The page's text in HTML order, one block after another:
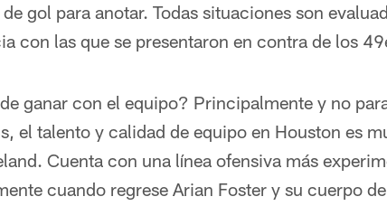
gol para anotar. Todas situaciones son
con las que se presentaron en contra de los
ganar con el equipo? Principalmente y no
el talento y calidad de equipo en Houston es
Cuenta con una línea ofensiva más
cuando regrese Arian Foster y su cuerpo